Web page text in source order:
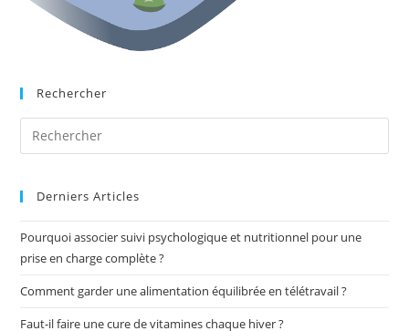
Rechercher
Derniers Articles
Pourquoi associer suivi psychologique et nutritionnel pour une
prise en charge complète ?
Comment garder une alimentation équilibrée en télétravail ?
Faut-il faire une cure de vitamines chaque hiver ?